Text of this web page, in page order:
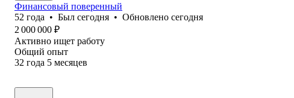
Финансовый поверенный
52 года • Был сегодня • Обновлено сегодня
2 000 000 ₽
Активно ищет работу
Общий опыт
32 года 5 месяцев